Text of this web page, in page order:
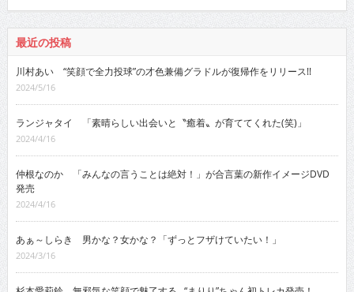
最近の投稿
川村あい “笑顔で全力投球”の才色兼備グラドルが復帰作をリリース!!
2024/5/16
ランジャタイ 「素晴らしい出会いと〝癒着〟が育ててくれた(笑)」
2024/4/16
仲根なのか 「みんなの言うことは絶対！」が合言葉の新作イメージDVD
発売
2024/4/16
あぁ～しらき 男かな？女かな？「ずっとフザけていたい！」
2024/3/16